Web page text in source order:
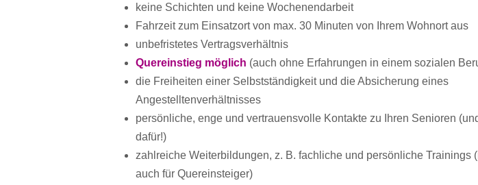
keine Schichten und keine Wochenendarbeit
Fahrzeit zum Einsatzort von max. 30 Minuten von Ihrem Wohnort aus
unbefristetes Vertragsverhältnis
Quereinstieg möglich (auch ohne Erfahrungen in einem sozialen
die Freiheiten einer Selbstständigkeit und die Absicherung eines
Angestelltenverhältnisses
persönliche, enge und vertrauensvolle Kontakte zu Ihren Senioren
dafür!)
zahlreiche Weiterbildungen, z. B. fachliche und persönliche Trainings
auch für Quereinsteiger)